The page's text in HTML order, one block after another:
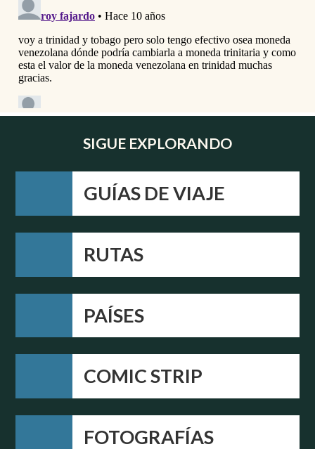
SIGUE EXPLORANDO
GUÍAS DE VIAJE
RUTAS
PAÍSES
COMIC STRIP
FOTOGRAFÍAS